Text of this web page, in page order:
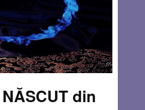
din